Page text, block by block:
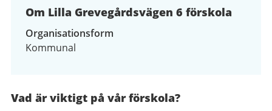
Om Lilla Grevegårdsvägen 6 förskola
Organisationsform
Kommunal
Vad är viktigt på vår förskola?